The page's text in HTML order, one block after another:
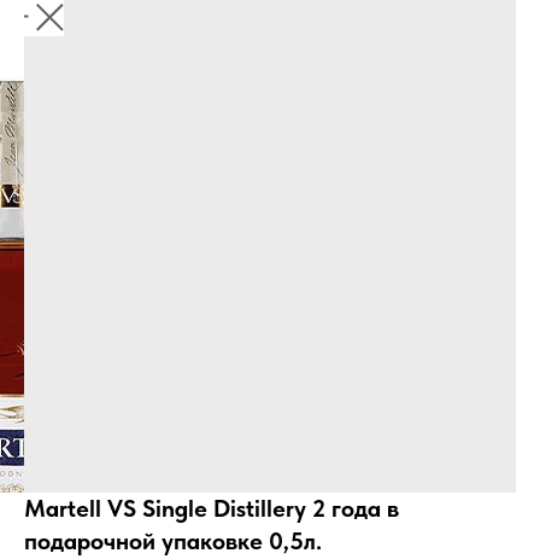
Martell VS Single Distillery 2 года в
подарочной упаковке 0,5л.